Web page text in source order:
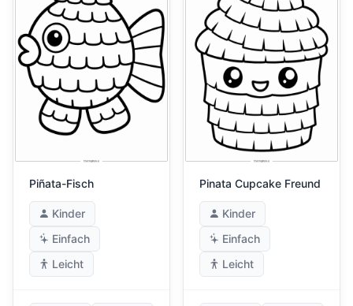
Piñata-Fisch
Kinder
Einfach
Leicht
Pinata Cupcake Freund
Kinder
Einfach
Leicht